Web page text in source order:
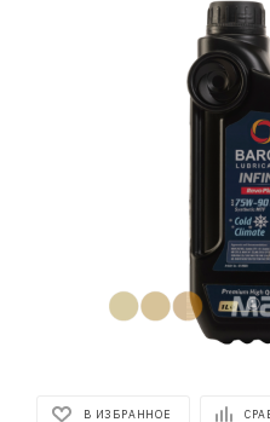
В ИЗБРАННОЕ